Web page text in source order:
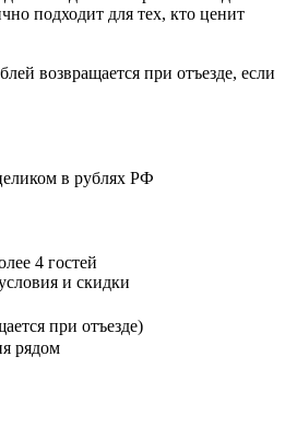
подходит для тех, кто ценит
возвращается при отъезде, если
в рублях РФ
4 гостей
и скидки
при отъезде)
рядом